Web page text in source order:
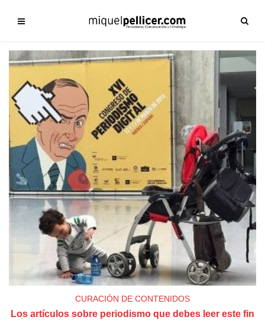
CURACIÓN DE CONTENIDOS
Los artículos sobre periodismo que debes leer este fin